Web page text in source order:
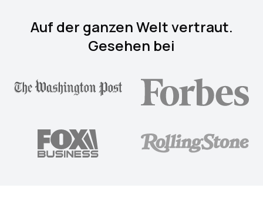
Auf der ganzen Welt vertraut.
Gesehen bei